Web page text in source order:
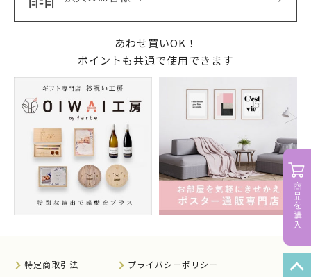
あわせ買いOK！
ポイントも共通で使用できます
特定商取引法 プライバシーポリシー